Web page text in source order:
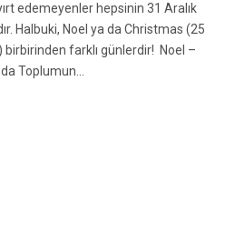
edemeyenler hepsinin 31 Aralık
Halbuki, Noel ya da Christmas (25
birbirinden farklı günlerdir! Noel –
Toplumun…